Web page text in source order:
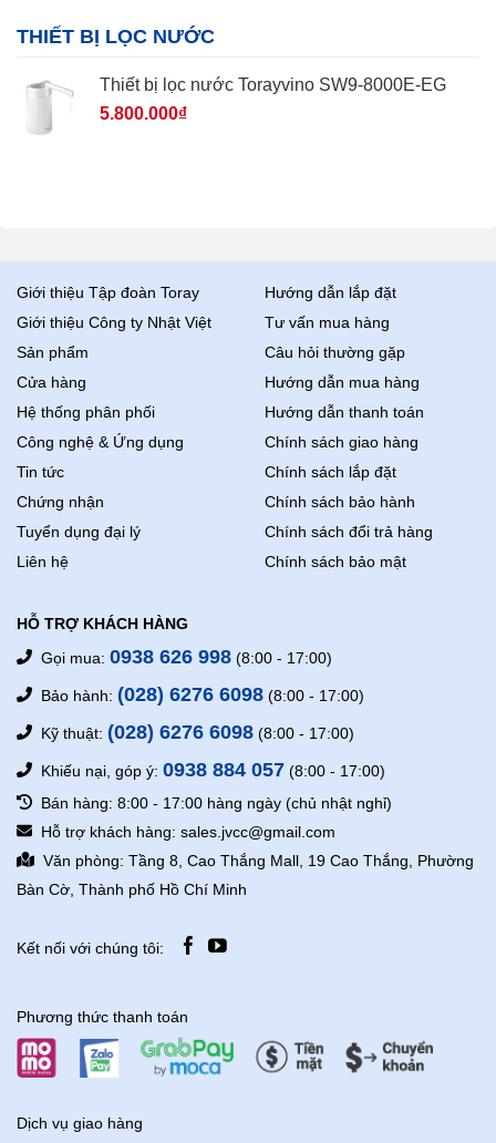
THIẾT BỊ LỌC NƯỚC
Thiết bị lọc nước Torayvino SW9-8000E-EG
5.800.000₫
Giới thiệu Tập đoàn Toray
Giới thiệu Công ty Nhật Việt
Sản phẩm
Cửa hàng
Hệ thống phân phối
Công nghệ & Ứng dụng
Tin tức
Chứng nhận
Tuyển dụng đại lý
Liên hệ
Hướng dẫn lắp đặt
Tư vấn mua hàng
Câu hỏi thường gặp
Hướng dẫn mua hàng
Hướng dẫn thanh toán
Chính sách giao hàng
Chính sách lắp đặt
Chính sách bảo hành
Chính sách đổi trả hàng
Chính sách bảo mật
HỖ TRỢ KHÁCH HÀNG
Gọi mua: 0938 626 998 (8:00 - 17:00)
Bảo hành: (028) 6276 6098 (8:00 - 17:00)
Kỹ thuật: (028) 6276 6098 (8:00 - 17:00)
Khiếu nại, góp ý: 0938 884 057 (8:00 - 17:00)
Bán hàng: 8:00 - 17:00 hàng ngày (chủ nhật nghỉ)
Hỗ trợ khách hàng: sales.jvcc@gmail.com
Văn phòng: Tầng 8, Cao Thắng Mall, 19 Cao Thắng, Phường
Bàn Cờ, Thành phố Hồ Chí Minh
Kết nối với chúng tôi:
Phương thức thanh toán
Dịch vụ giao hàng